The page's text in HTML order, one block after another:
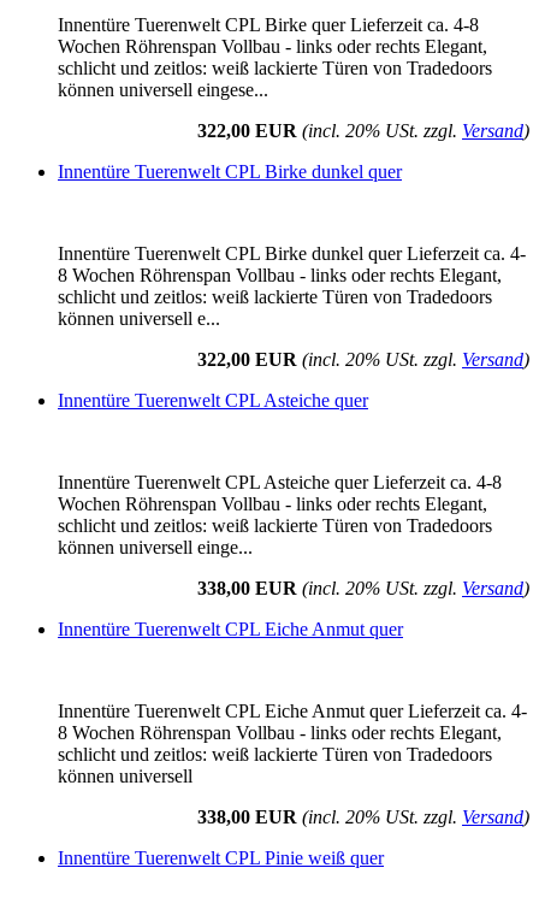
Innentüre Tuerenwelt CPL Birke quer Lieferzeit ca. 4-8
Wochen Röhrenspan Vollbau - links oder rechts Elegant,
schlicht und zeitlos: weiß lackierte Türen von Tradedoors
können universell eingese...
322,00 EUR (incl. 20% USt. zzgl. Versand)
Innentüre Tuerenwelt CPL Birke dunkel quer
Innentüre Tuerenwelt CPL Birke dunkel quer Lieferzeit ca. 4-
8 Wochen Röhrenspan Vollbau - links oder rechts Elegant,
schlicht und zeitlos: weiß lackierte Türen von Tradedoors
können universell e...
322,00 EUR (incl. 20% USt. zzgl. Versand)
Innentüre Tuerenwelt CPL Asteiche quer
Innentüre Tuerenwelt CPL Asteiche quer Lieferzeit ca. 4-8
Wochen Röhrenspan Vollbau - links oder rechts Elegant,
schlicht und zeitlos: weiß lackierte Türen von Tradedoors
können universell einge...
338,00 EUR (incl. 20% USt. zzgl. Versand)
Innentüre Tuerenwelt CPL Eiche Anmut quer
Innentüre Tuerenwelt CPL Eiche Anmut quer Lieferzeit ca. 4-
8 Wochen Röhrenspan Vollbau - links oder rechts Elegant,
schlicht und zeitlos: weiß lackierte Türen von Tradedoors
können universell
338,00 EUR (incl. 20% USt. zzgl. Versand)
Innentüre Tuerenwelt CPL Pinie weiß quer